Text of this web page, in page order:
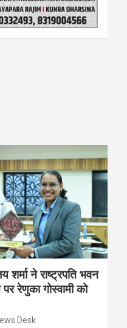
शर्मा ने राष्ट्रपति भवन
रेणुका गोस्वामी को
Desk